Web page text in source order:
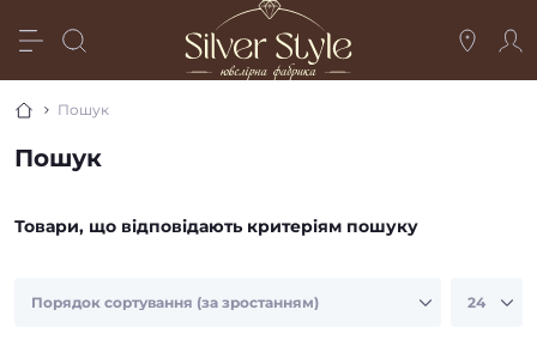
Пошук
Пошук
Товари, що відповідають критеріям пошуку